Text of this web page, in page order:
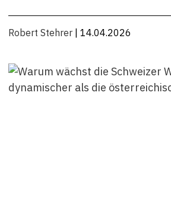
Robert Stehrer | 14.04.2026